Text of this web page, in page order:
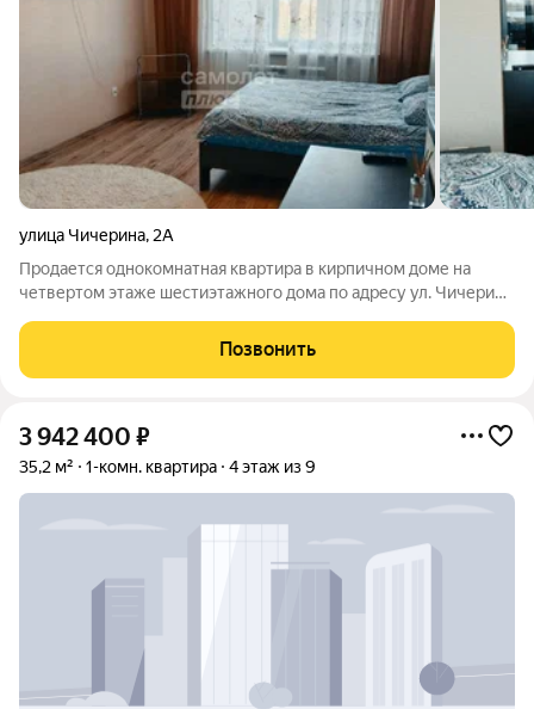
улица Чичерина, 2А
Продается однокомнатная квартира в кирпичном доме на
четвертом этаже шестиэтажного дома по адресу ул. Чичерина
наших банков партнеров со ставкой от 11.9% годовых.
Квартира с хорошим
Позвонить
3 942 400 ₽
35,2 м² 1-комн. квартира 4 этаж из 9